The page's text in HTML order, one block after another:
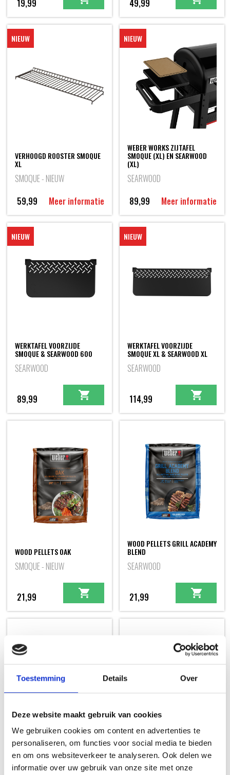
Toestemming Details Over
Deze website maakt gebruik van cookies
We gebruiken cookies om content en advertenties te
personaliseren, om functies voor social media te bieden
en om ons websiteverkeer te analyseren. Ook delen we
informatie over uw gebruik van onze site met onze
19,99 49,99
NIEUW
VERHOOGD ROOSTER SMOQUE
XL
SMOQUE - NIEUW
59,99
Meer informatie
NIEUW
WEBER WORKS ZIJTAFEL
SMOQUE (XL) EN SEARWOOD
(XL)
SEARWOOD
89,99
Meer informatie
NIEUW
WERKTAFEL VOORZIJDE
SMOQUE & SEARWOOD 600
SEARWOOD
89,99
NIEUW
WERKTAFEL VOORZIJDE
SMOQUE XL & SEARWOOD XL
SEARWOOD
114,99
WOOD PELLETS OAK
SMOQUE - NIEUW
21,99
WOOD PELLETS GRILL ACADEMY
BLEND
SEARWOOD
21,99
WOOD PELLETS CHERRY
SEARWOOD
WOOD PELLETS BEECH
SEARWOOD